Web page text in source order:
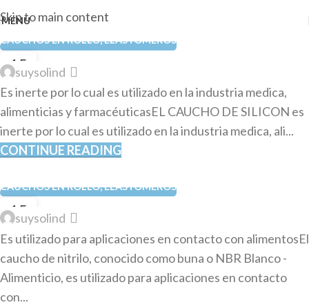
Skip to main content
MENU
15
OCT
CAUCHOS EN ROLLO,ELASTÓMEROS
suysolind
Es inerte por lo cual es utilizado en la industria medica,
alimenticias y farmacéuticasEL CAUCHO DE SILICON es
inerte por lo cual es utilizado en la industria medica, ali...
CONTINUE READING
15
OCT
CAUCHOS EN ROLLO,ELASTÓMEROS
suysolind
Es utilizado para aplicaciones en contacto con alimentosEl
caucho de nitrilo, conocido como buna o NBR Blanco -
Alimenticio, es utilizado para aplicaciones en contacto
con...